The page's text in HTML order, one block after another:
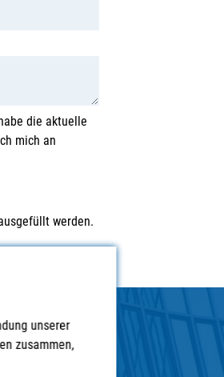
die aktuelle
mich an
werden.
unserer
zusammen,